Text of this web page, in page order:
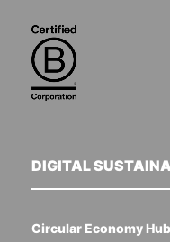
DIGITAL
Circular Economy Hub